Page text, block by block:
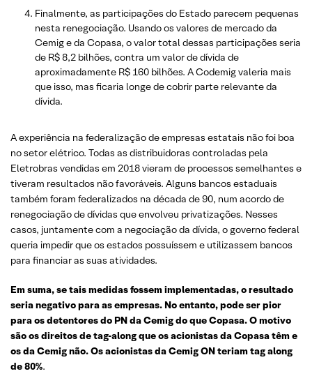
Finalmente, as participações do Estado parecem pequenas
nesta renegociação. Usando os valores de mercado da
Cemig e da Copasa, o valor total dessas participações seria
de R$ 8,2 bilhões, contra um valor de dívida de
aproximadamente R$ 160 bilhões. A Codemig valeria mais
que isso, mas ficaria longe de cobrir parte relevante da
dívida.
A experiência na federalização de empresas estatais não foi boa
no setor elétrico. Todas as distribuidoras controladas pela
Eletrobras vendidas em 2018 vieram de processos semelhantes e
tiveram resultados não favoráveis. Alguns bancos estaduais
também foram federalizados na década de 90, num acordo de
renegociação de dívidas que envolveu privatizações. Nesses
casos, juntamente com a negociação da dívida, o governo federal
queria impedir que os estados possuíssem e utilizassem bancos
para financiar as suas atividades.
Em suma, se tais medidas fossem implementadas, o resultado
seria negativo para as empresas. No entanto, pode ser pior
para os detentores do PN da Cemig do que Copasa. O motivo
são os direitos de tag-along que os acionistas da Copasa têm e
os da Cemig não. Os acionistas da Cemig ON teriam tag along
de 80%.